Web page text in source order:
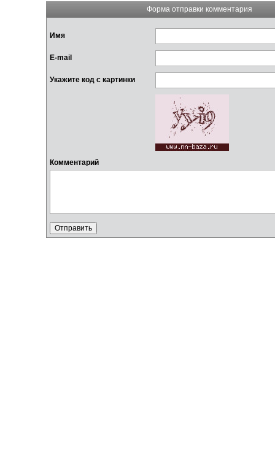
Форма отправки комментария
Имя
E-mail
Укажите код с картинки
Комментарий